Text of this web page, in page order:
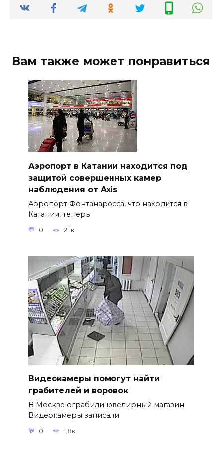
Вам также может понравиться
Аэропорт в Катании находится под
защитой совершенных камер
наблюдения от Axis
Аэропорт Фонтанаросса, что находится в
Катании, теперь
0 2.1к.
Видеокамеры помогут найти
грабителей и воровок
В Москве ограбили ювелирный магазин.
Видеокамеры записали
0 1.8к.